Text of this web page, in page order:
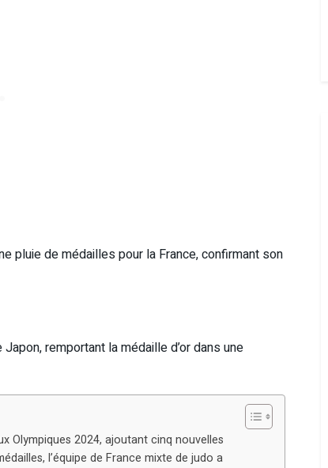
pluie de médailles pour la France, confirmant son
remportant la médaille d’or dans une
Olympiques 2024, ajoutant cinq nouvelles
l’équipe de France mixte de judo a